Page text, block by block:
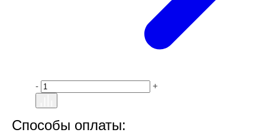
- +
Способы оплаты: